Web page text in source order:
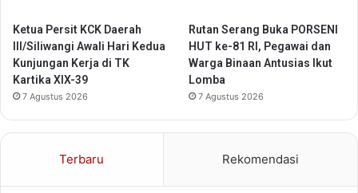
Ketua Persit KCK Daerah
III/Siliwangi Awali Hari Kedua
Kunjungan Kerja di TK
Kartika XIX-39
7 Agustus 2026
Rutan Serang Buka PORSENI
HUT ke-81 RI, Pegawai dan
Warga Binaan Antusias Ikut
Lomba
7 Agustus 2026
Terbaru Rekomendasi